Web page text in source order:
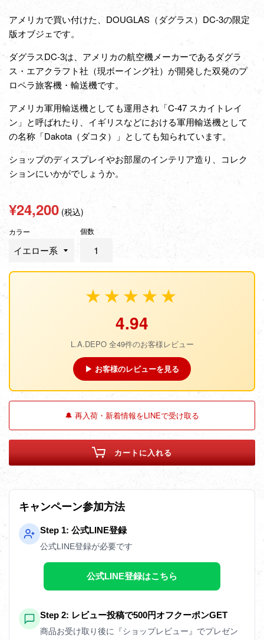
アメリカで買い付けた、DOUGLAS（ダグラス）DC-3の限定
版オブジェです。
ダグラスDC-3は、アメリカの航空機メーカーであるダグラ
ス・エアクラフト社（現ボーイング社）が開発した双発のプ
ロペラ旅客機・輸送機です。
アメリカ軍用輸送機としても運用され「C-47 スカイトレイ
ン」と呼ばれたり、イギリスなどにおける軍用輸送機として
の名称「Dakota（ダコタ）」としても知られています。
ショップのディスプレイやお部屋のインテリア造り、コレク
ションにいかがでしょうか。
通
常
価
¥24,200 (税込)
カラー 個数
★★★★★
4.94
L.A.DEPO 全49件のお客様レビュー
▶ お客様のレビューを見る
🔔 再入荷・新着情報をLINEで受け取る
カートに入れる
キャンペーン参加方法
Step 1: 公式LINE登録
公式LINE登録が必要です
公式LINE登録はこちら
Step 2: レビュー投稿で500円オフクーポンGET
商品お受け取り後に『ショップレビュー』でプレゼン